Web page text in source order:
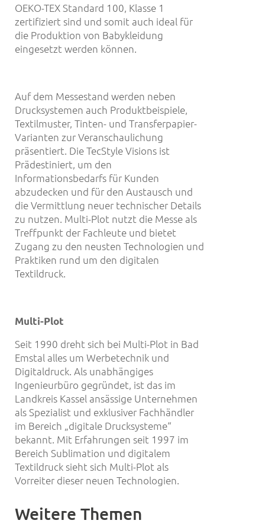
OEKO-TEX Standard 100, Klasse 1
zertifiziert sind und somit auch ideal für
die Produktion von Babykleidung
eingesetzt werden können.
Auf dem Messestand werden neben
Drucksystemen auch Produktbeispiele,
Textilmuster, Tinten- und Transferpapier-
Varianten zur Veranschaulichung
präsentiert. Die TecStyle Visions ist
Prädestiniert, um den
Informationsbedarfs für Kunden
abzudecken und für den Austausch und
die Vermittlung neuer technischer Details
zu nutzen. Multi-Plot nutzt die Messe als
Treffpunkt der Fachleute und bietet
Zugang zu den neusten Technologien und
Praktiken rund um den digitalen
Textildruck.
Multi-Plot
Seit 1990 dreht sich bei Multi-Plot in Bad
Emstal alles um Werbetechnik und
Digitaldruck. Als unabhängiges
Ingenieurbüro gegründet, ist das im
Landkreis Kassel ansässige Unternehmen
als Spezialist und exklusiver Fachhändler
im Bereich „digitale Drucksysteme“
bekannt. Mit Erfahrungen seit 1997 im
Bereich Sublimation und digitalem
Textildruck sieht sich Multi-Plot als
Vorreiter dieser neuen Technologien.
Weitere Themen